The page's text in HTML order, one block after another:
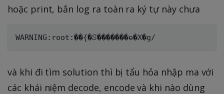
hoặc print, bắn log ra toàn ra ký tự này chưa
và khi đi tìm solution thì bị tẩu hỏa nhập ma với
các khái niệm decode, encode và khi nào dùng